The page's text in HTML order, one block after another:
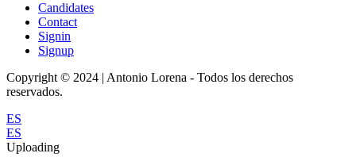
Candidates
Contact
Signin
Signup
Copyright © 2024 | Antonio Lorena - Todos los derechos
reservados.
ES
ES
Uploading